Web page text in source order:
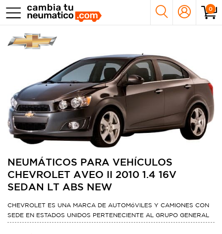
0
NEUMÁTICOS PARA VEHÍCULOS
CHEVROLET AVEO II 2010 1.4 16V
SEDAN LT ABS NEW
CHEVROLET ES UNA MARCA DE AUTOMóVILES Y CAMIONES CON
SEDE EN ESTADOS UNIDOS PERTENECIENTE AL GRUPO GENERAL